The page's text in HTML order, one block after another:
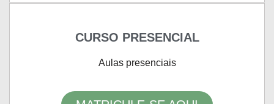
CURSO PRESENCIAL
Aulas presenciais